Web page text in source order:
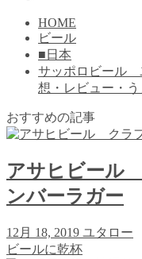
HOME
ビール
■日本
サッポロビール
想・レビュー・う
おすすめの記事
アサヒビー
ンバーラガー
12月 18, 2019 ユタロー
ビールに乾杯